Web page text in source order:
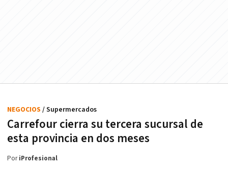
Carrefour cierra su tercera sucursal de
esta provincia en dos meses
NEGOCIOS / Supermercados
PoriProfesional